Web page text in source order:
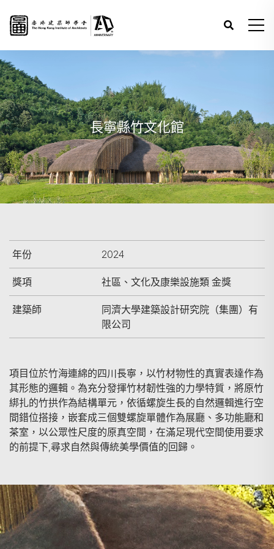
長寧縣竹文化館
年份 2024
獎項 社區、文化及康樂設施類 金獎
建築師
同濟大學建築設計研究院（集團）有
限公司
項目位於竹海連綿的四川長寧，以竹材物性的真實表達作為
其形態的邏輯。為充分發揮竹材韌性強的力學特質，將原竹
綁扎的竹拱作為結構單元，依循螺旋生長的自然邏輯進行空
間錯位搭接，嵌套成三個雙螺旋單體作為展廳、多功能廳和
茶室，以公眾性尺度的原真空間，在滿足現代空間使用要求
的前提下,尋求自然與傳統美學價值的回歸。